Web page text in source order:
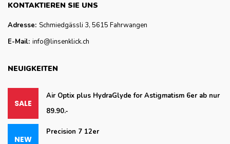
KONTAKTIEREN SIE UNS
Adresse: Schmiedgässli 3, 5615 Fahrwangen
E-Mail: info@linsenklick.ch
NEUIGKEITEN
Air Optix plus HydraGlyde for Astigmatism 6er ab nur
89.90.-
Precision 7 12er